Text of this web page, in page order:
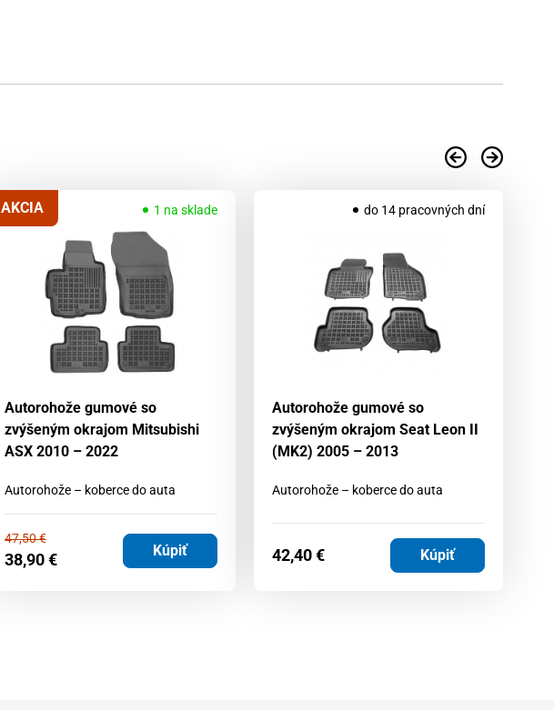
1 na sklade
AKCIA
Autorohože gumové so
zvýšeným okrajom Mitsubishi
ASX 2010 – 2022
Autorohože – koberce do auta
47,50€
38,90€ Kúpiť
do 14 pracovných dní
Autorohože gumové so
zvýšeným okrajom Seat Leon II
(MK2) 2005 – 2013
Autorohože – koberce do auta
42,40€ Kúpiť